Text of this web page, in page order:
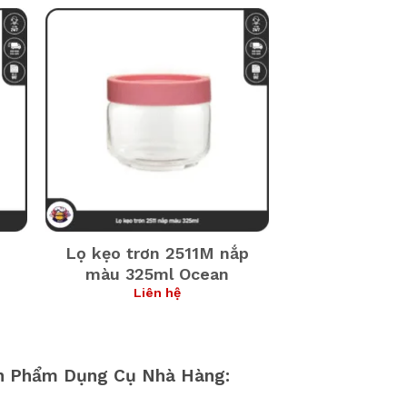
Lọ kẹo trơn 2511M nắp
màu 325ml Ocean
Liên hệ
Phẩm Dụng Cụ Nhà Hàng: